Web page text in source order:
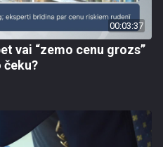
00:03:37
vai “zemo cenu grozs”